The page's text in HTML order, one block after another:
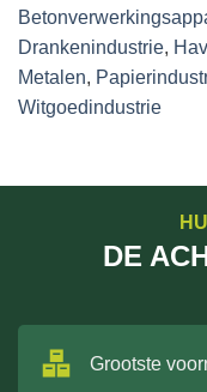
Drankenindustrie,
Metalen,
Witgoedindustrie
DE
Grootste